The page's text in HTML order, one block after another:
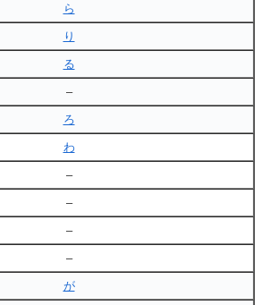
ら
り
る
–
ろ
わ
–
–
–
–
が